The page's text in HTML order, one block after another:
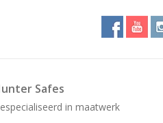
Safes
in maatwerk